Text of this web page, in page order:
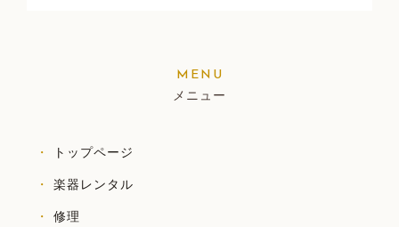
メニュー
トップページ
楽器レンタル
修理